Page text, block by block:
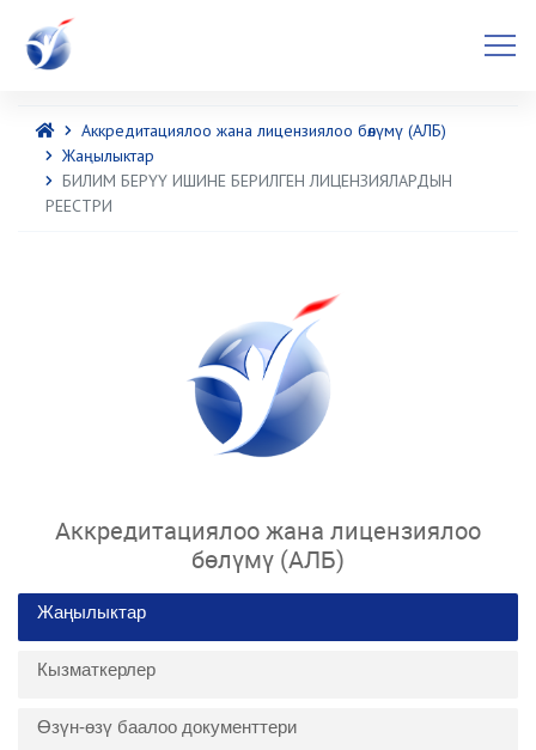
Аккредитациялоо жана лицензиялоо бөлүмү (АЛБ)
Жаңылыктар
БИЛИМ БЕРҮҮ ИШИНЕ БЕРИЛГЕН ЛИЦЕНЗИЯЛАРДЫН
РЕЕСТРИ
Аккредитациялоо жана лицензиялоо
бөлүмү (АЛБ)
Жаңылыктар
Кызматкерлер
Өзүн-өзү баалоо документтери